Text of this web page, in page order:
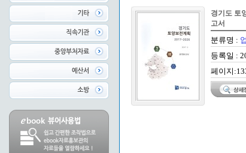
경기도 토
고서
분류명 :
등록일 :
페이지